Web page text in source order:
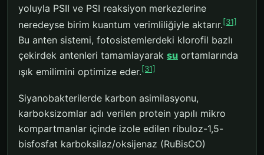
yoluyla PSII ve PSI reaksiyon merkezlerine
neredeyse birim kuantum verimliliğiyle aktarır.[31]
Bu anten sistemi, fotosistemlerdeki klorofil bazlı
çekirdek antenleri tamamlayarak su ortamlarında
ışık emilimini optimize eder.[31]
Siyanobakterilerde karbon asimilasyonu,
karboksizomlar adı verilen protein yapılı mikro
kompartmanlar içinde izole edilen ribuloz-1,5-
bisfosfat karboksilaz/oksijenaz (RuBisCO)